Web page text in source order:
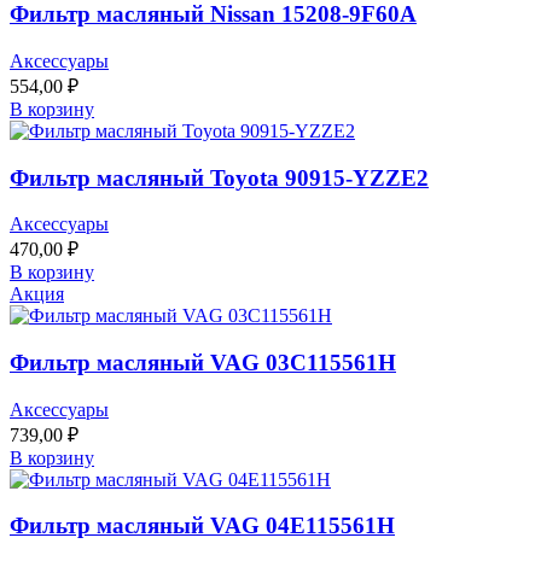
Фильтр масляный Nissan 15208-9F60A
Аксессуары
554,00 ₽
В корзину
Фильтр масляный Toyota 90915-YZZE2
Аксессуары
470,00 ₽
В корзину
Акция
Фильтр масляный VAG 03C115561H
Аксессуары
739,00 ₽
В корзину
Фильтр масляный VAG 04E115561H